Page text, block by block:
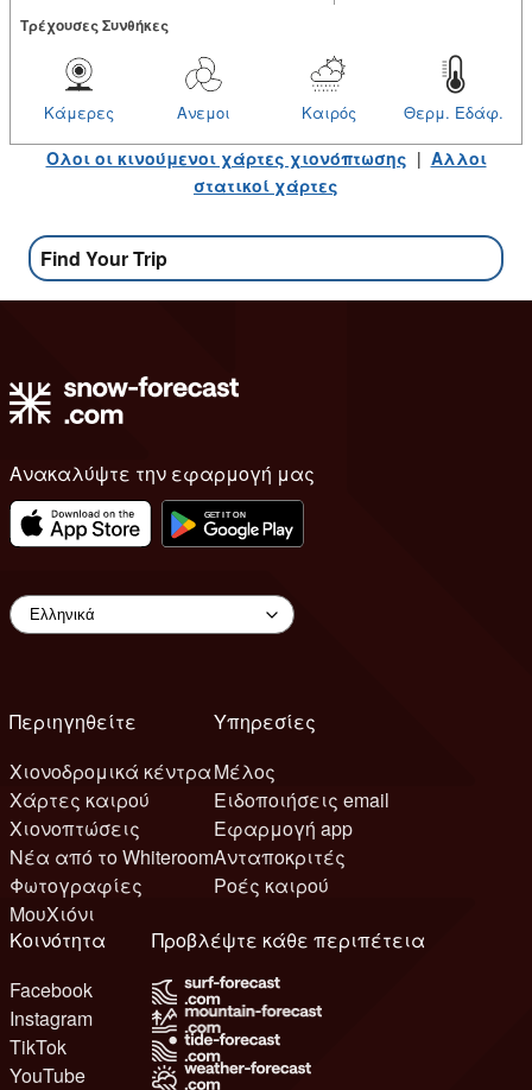
Tρέχουσες Συνθήκες
Θερμ. Εδάφ.
Καιρός
Ανεμοι
Κάμερες
Ολοι οι κινούμενοι χάρτες χιονόπτωσης | Αλλοι
στατικοί χάρτες
Find Your Trip
Ανακαλύψτε την εφαρμογή μας
Περιηγηθείτε
Χιονοδρομικά κέντρα
Χάρτες καιρού
Χιονοπτώσεις
Νέα από το Whiteroom
Φωτογραφίες
ΜουΧιόνι
Υπηρεσίες
Μέλος
Ειδοποιήσεις email
Εφαρμογή app
Ανταποκριτές
Ροές καιρού
Κοινότητα
Facebook
Instagram
TikTok
YouTube
Προβλέψτε κάθε περιπέτεια